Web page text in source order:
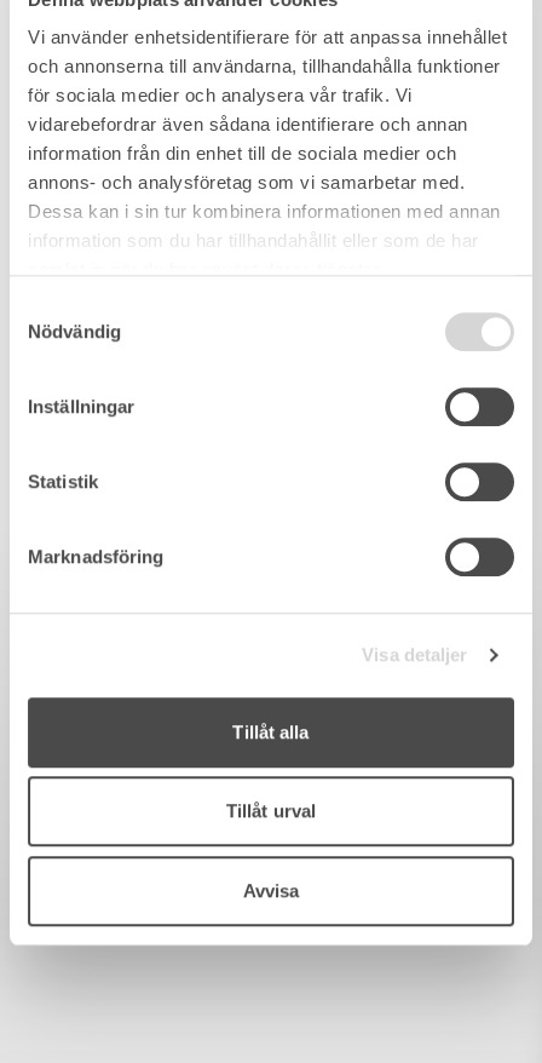
Vi använder enhetsidentifierare för att anpassa innehållet
och annonserna till användarna, tillhandahålla funktioner
för sociala medier och analysera vår trafik. Vi
vidarebefordrar även sådana identifierare och annan
information från din enhet till de sociala medier och
annons- och analysföretag som vi samarbetar med.
Dessa kan i sin tur kombinera informationen med annan
information som du har tillhandahållit eller som de har
Nödvändig
Inställningar
Statistik
Marknadsföring
Visa detaljer
Tillåt alla
Tillåt urval
Avvisa